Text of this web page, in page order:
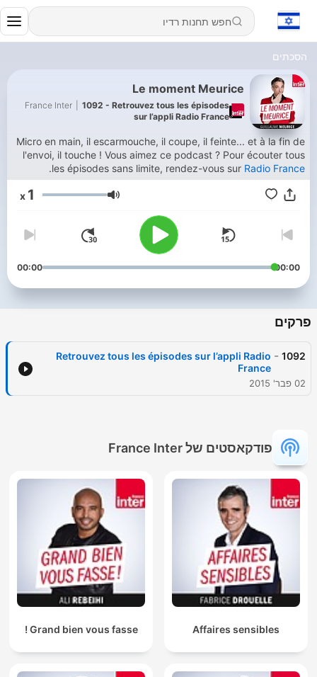
הסכתים
Le moment Meurice
France Inter
1092 - Retrouvez tous les épisodes
sur l’appli Radio France
Micro en main, il escarmouche, il coupe, il feinte... et à la fin de
l'envoi, il touche ! Vous aimez ce podcast ? Pour écouter tous
les épisodes sans limite, rendez-vous sur Radio France
.
עוצמת שמע 1
00:00
00:00
פרקים
1092
-
Retrouvez tous les épisodes sur l’appli Radio
France
02 פבר' 2015
פודקאסטים של France Inter
Affaires sensibles
Grand bien vous fasse !